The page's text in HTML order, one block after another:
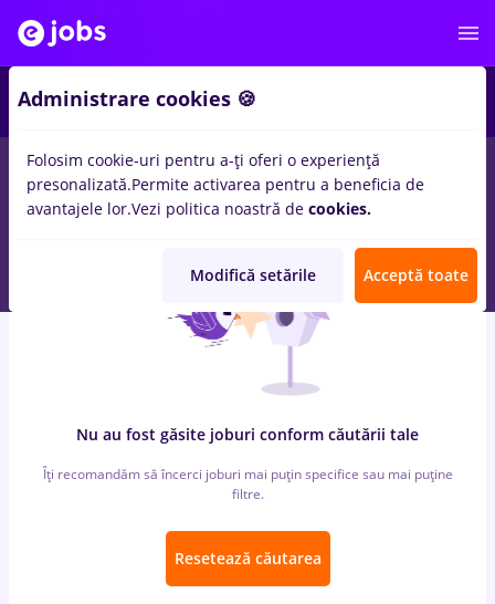
locuri de muncacu salarii reactjsin Iasi (Iasi)pentru
experientainTransport / Distributie, IT / Telecom
Nu au fost găsite joburi conform căutării tale
Îți recomandăm să încerci joburi mai puțin specifice sau mai puține
filtre.
Resetează căutarea
Administrare cookies 🍪
Folosim cookie-uri pentru a-ți oferi o experiență
presonalizată.Permite activarea pentru a beneficia de
avantajele lor.Vezi politica noastră de cookies.
Modifică setările Acceptă toate